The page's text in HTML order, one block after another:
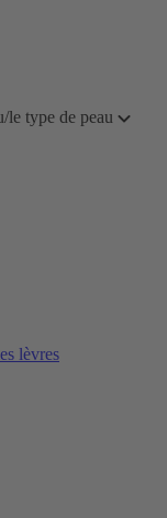
le type de peau
lèvres